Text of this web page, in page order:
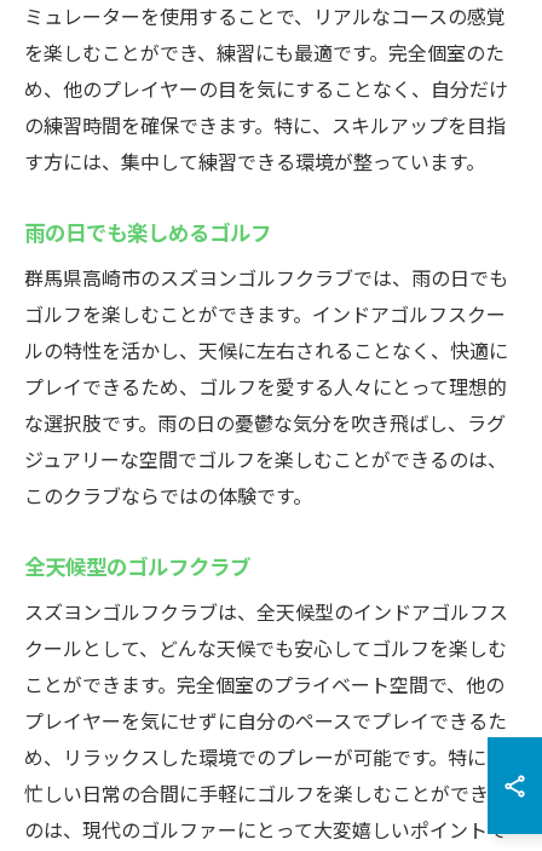
ミュレーターを使用することで、リアルなコースの感覚
を楽しむことができ、練習にも最適です。完全個室のた
め、他のプレイヤーの目を気にすることなく、自分だけ
の練習時間を確保できます。特に、スキルアップを目指
す方には、集中して練習できる環境が整っています。
雨の日でも楽しめるゴルフ
群馬県高崎市のスズヨンゴルフクラブでは、雨の日でも
ゴルフを楽しむことができます。インドアゴルフスクー
ルの特性を活かし、天候に左右されることなく、快適に
プレイできるため、ゴルフを愛する人々にとって理想的
な選択肢です。雨の日の憂鬱な気分を吹き飛ばし、ラグ
ジュアリーな空間でゴルフを楽しむことができるのは、
このクラブならではの体験です。
全天候型のゴルフクラブ
スズヨンゴルフクラブは、全天候型のインドアゴルフス
クールとして、どんな天候でも安心してゴルフを楽しむ
ことができます。完全個室のプライベート空間で、他の
プレイヤーを気にせずに自分のペースでプレイできるた
め、リラックスした環境でのプレーが可能です。特に、
忙しい日常の合間に手軽にゴルフを楽しむことができる
のは、現代のゴルファーにとって大変嬉しいポイントで